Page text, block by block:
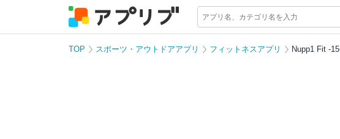
TOP スポーツ・アウトドアアプリ フィットネスアプリ Nupp1 Fit -